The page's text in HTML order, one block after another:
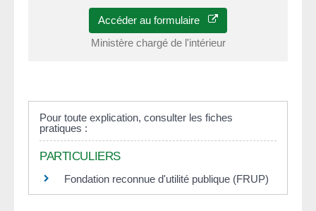
Accéder au formulaire
Ministère chargé de l'intérieur
Pour toute explication, consulter les fiches
pratiques :
PARTICULIERS
Fondation reconnue d'utilité publique (FRUP)